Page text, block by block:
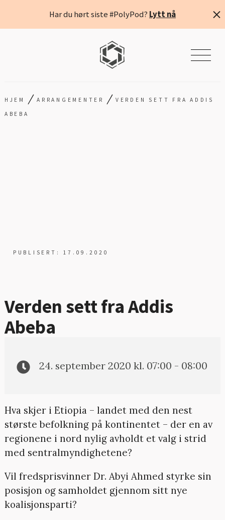
Har du hørt siste #PolyPod? Lytt nå
HJEM /ARRANGEMENTER / VERDEN SETT FRA ADDIS
ABEBA
PUBLISERT: 17.09.2020
Verden sett fra Addis
Abeba
24. september 2020 kl. 07:00 - 08:00
Hva skjer i Etiopia – landet med den nest
største befolkning på kontinentet – der en av
regionene i nord nylig avholdt et valg i strid
med sentralmyndighetene?
Vil fredsprisvinner Dr. Abyi Ahmed styrke sin
posisjon og samholdet gjennom sitt nye
koalisjonsparti?